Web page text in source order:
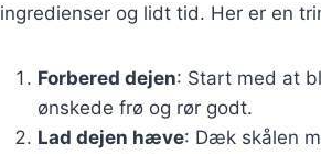
ingredienser og lidt tid. Her er en
Forbered dejen: Start med at
ønskede frø og rør godt.
Lad dejen hæve: Dæk skålen